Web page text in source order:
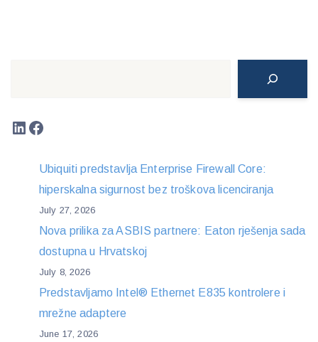
LinkedIn
Facebook
Ubiquiti predstavlja Enterprise Firewall Core:
hiperskalna sigurnost bez troškova licenciranja
July 27, 2026
Nova prilika za ASBIS partnere: Eaton rješenja sada
dostupna u Hrvatskoj
July 8, 2026
Predstavljamo Intel® Ethernet E835 kontrolere i
mrežne adaptere
June 17, 2026